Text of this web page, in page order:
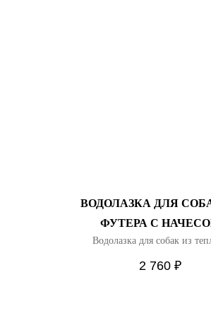
ВОДОЛАЗКА ДЛЯ
ФУТЕРА С
Водолазка для собак из
2 760 ₽